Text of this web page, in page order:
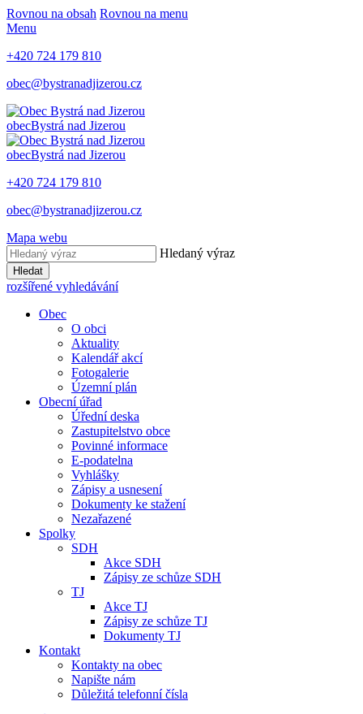
Rovnou na obsah Rovnou na menu
Menu
+420 724 179 810
obec@bystranadjizerou.cz
obecBystrá nad Jizerou
obecBystrá nad Jizerou
+420 724 179 810
obec@bystranadjizerou.cz
Mapa webu
Hledaný výraz
Hledat
rozšířené vyhledávání
Obec
O obci
Aktuality
Kalendář akcí
Fotogalerie
Územní plán
Obecní úřad
Úřední deska
Zastupitelstvo obce
Povinné informace
E-podatelna
Vyhlášky
Zápisy a usnesení
Dokumenty ke stažení
Nezařazené
Spolky
SDH
Akce SDH
Zápisy ze schůze SDH
TJ
Akce TJ
Zápisy ze schůze TJ
Dokumenty TJ
Kontakt
Kontakty na obec
Napište nám
Důležitá telefonní čísla